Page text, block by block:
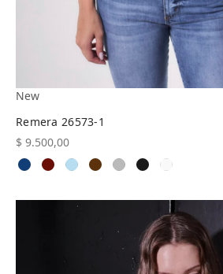
New
Remera 26573-1
$ 9.500,00